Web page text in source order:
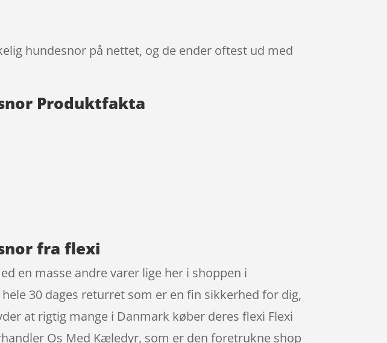
hundesnor på nettet, og de ender oftest ud med
Produktfakta
fra flexi
en masse andre varer lige her i shoppen i
30 dages returret som er en fin sikkerhed for dig,
at rigtig mange i Danmark køber deres flexi Flexi
Os Med Kæledyr, som er den foretrukne shop